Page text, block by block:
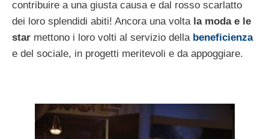
contribuire a una giusta causa e dal rosso scarlatto
dei loro splendidi abiti! Ancora una voltala moda e le
star mettono i loro volti al servizio della beneficienza
e del sociale, in progetti meritevoli e da appoggiare.